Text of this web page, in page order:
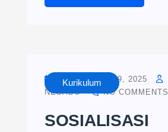
Kurikulum
SEPTEMBER 19, 2025
NESADO
NO COMMENTS
SOSIALISASI